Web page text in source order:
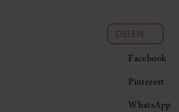
DELEN
Facebook
Pinterest
WhatsApp